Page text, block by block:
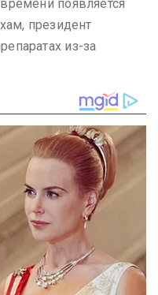
появляется
президент
из-за